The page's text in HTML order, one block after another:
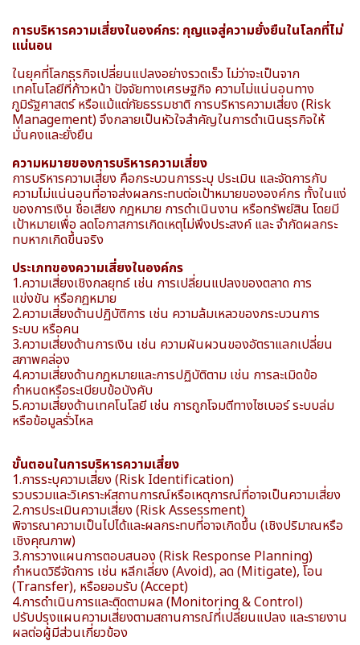
การบริหารความเสี่ยงในองค์กร: กุญแจสู่ความยั่งยืนในโลกที่ไม่
แน่นอน
ในยุคที่โลกธุรกิจเปลี่ยนแปลงอย่างรวดเร็ว ไม่ว่าจะเป็นจาก
เทคโนโลยีที่ก้าวหน้า ปัจจัยทางเศรษฐกิจ ความไม่แน่นอนทาง
ภูมิรัฐศาสตร์ หรือแม้แต่ภัยธรรมชาติ การบริหารความเสี่ยง (Risk
Management) จึงกลายเป็นหัวใจสำคัญในการดำเนินธุรกิจให้
มั่นคงและยั่งยืน
ความหมายของการบริหารความเสี่ยง
การบริหารความเสี่ยง คือกระบวนการระบุ ประเมิน และจัดการกับ
ความไม่แน่นอนที่อาจส่งผลกระทบต่อเป้าหมายขององค์กร ทั้งในแง่
ของการเงิน ชื่อเสียง กฎหมาย การดำเนินงาน หรือทรัพย์สิน โดยมี
เป้าหมายเพื่อ ลดโอกาสการเกิดเหตุไม่พึงประสงค์ และ จำกัดผลกระ
ทบหากเกิดขึ้นจริง
ประเภทของความเสี่ยงในองค์กร
1.ความเสี่ยงเชิงกลยุทธ์ เช่น การเปลี่ยนแปลงของตลาด การ
แข่งขัน หรือกฎหมาย
2.ความเสี่ยงด้านปฏิบัติการ เช่น ความล้มเหลวของกระบวนการ
ระบบ หรือคน
3.ความเสี่ยงด้านการเงิน เช่น ความผันผวนของอัตราแลกเปลี่ยน
สภาพคล่อง
4.ความเสี่ยงด้านกฎหมายและการปฏิบัติตาม เช่น การละเมิดข้อ
กำหนดหรือระเบียบข้อบังคับ
5.ความเสี่ยงด้านเทคโนโลยี เช่น การถูกโจมตีทางไซเบอร์ ระบบล่ม
หรือข้อมูลรั่วไหล
ขั้นตอนในการบริหารความเสี่ยง
1.การระบุความเสี่ยง (Risk Identification)
รวบรวมและวิเคราะห์สถานการณ์หรือเหตุการณ์ที่อาจเป็นความเสี่ยง
2.การประเมินความเสี่ยง (Risk Assessment)
พิจารณาความเป็นไปได้และผลกระทบที่อาจเกิดขึ้น (เชิงปริมาณหรือ
เชิงคุณภาพ)
3.การวางแผนการตอบสนอง (Risk Response Planning)
กำหนดวิธีจัดการ เช่น หลีกเลี่ยง (Avoid), ลด (Mitigate), โอน
(Transfer), หรือยอมรับ (Accept)
4.การดำเนินการและติดตามผล (Monitoring & Control)
ปรับปรุงแผนความเสี่ยงตามสถานการณ์ที่เปลี่ยนแปลง และรายงาน
ผลต่อผู้มีส่วนเกี่ยวข้อง